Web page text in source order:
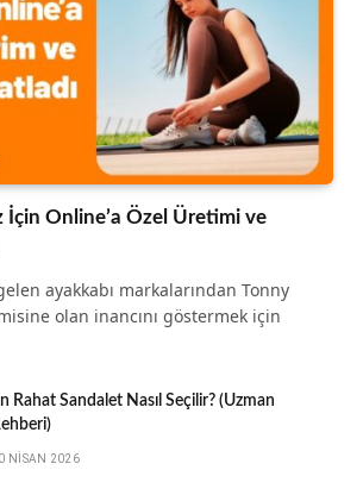
İçin Online’a Özel Üretimi ve
ayakkabı markalarından Tonny
olan inancını göstermek için
Rahat Sandalet Nasıl Seçilir? (Uzman
NISAN 2026